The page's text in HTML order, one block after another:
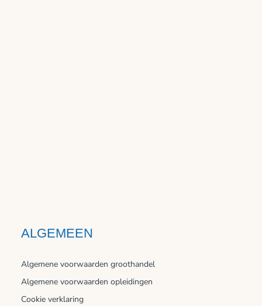
ALGEMEEN
Algemene voorwaarden groothandel
Algemene voorwaarden opleidingen
Cookie verklaring